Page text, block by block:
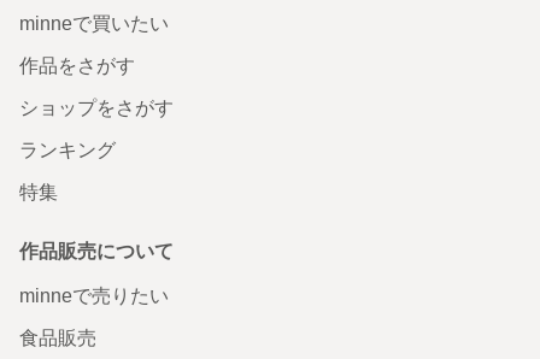
minneで買いたい
作品をさがす
ショップをさがす
ランキング
特集
作品販売について
minneで売りたい
食品販売